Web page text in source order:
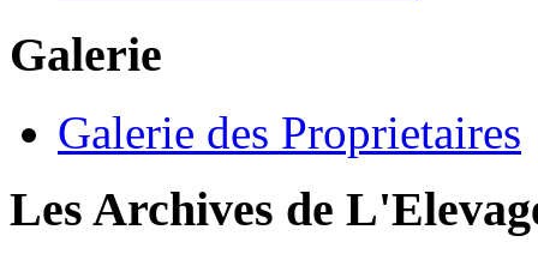
Galerie
Galerie des Proprietaires
Les Archives de